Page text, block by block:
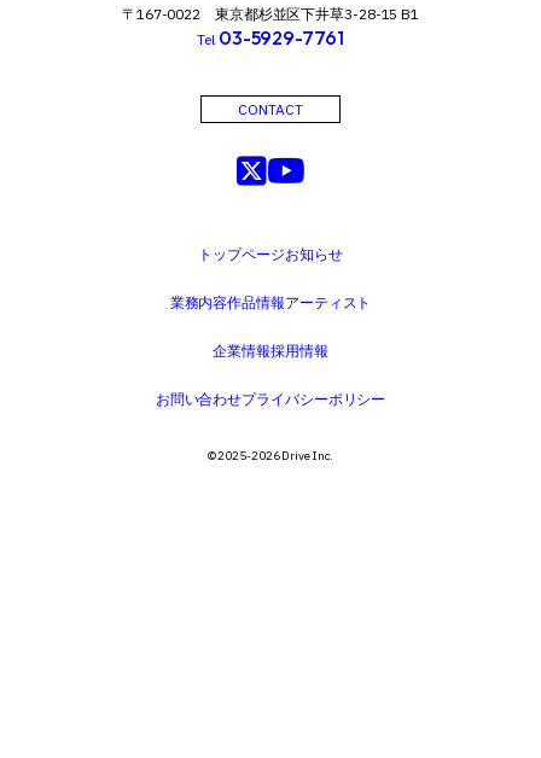
〒167-0022 東京都杉並区下井草3-28-15 B1
Tel 03-5929-7761
CONTACT
トップページお知らせ
業務内容作品情報アーティスト
企業情報採用情報
お問い合わせプライバシーポリシー
©️ 2025-2026 Drive Inc.